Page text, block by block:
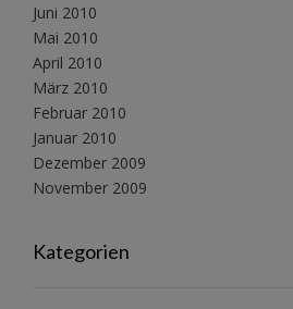
Juni 2010
Mai 2010
April 2010
März 2010
Februar 2010
Januar 2010
Dezember 2009
November 2009
Kategorien